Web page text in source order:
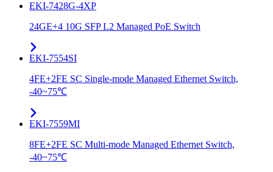
EKI-7428G-4XP
24GE+4 10G SFP L2 Managed PoE Switch
EKI-7554SI
4FE+2FE SC Single-mode Managed Ethernet Switch,
-40~75℃
EKI-7559MI
8FE+2FE SC Multi-mode Managed Ethernet Switch,
-40~75℃